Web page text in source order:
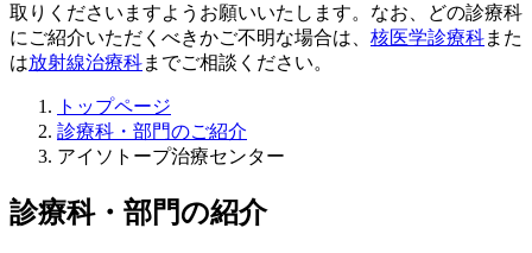
取りくださいますようお願いいたします。なお、どの診療科
にご紹介いただくべきかご不明な場合は、 核医学診療科また
は放射線治療科までご相談ください。
トップページ
診療科・部門のご紹介
アイソトープ治療センター
診療科・部門の紹介